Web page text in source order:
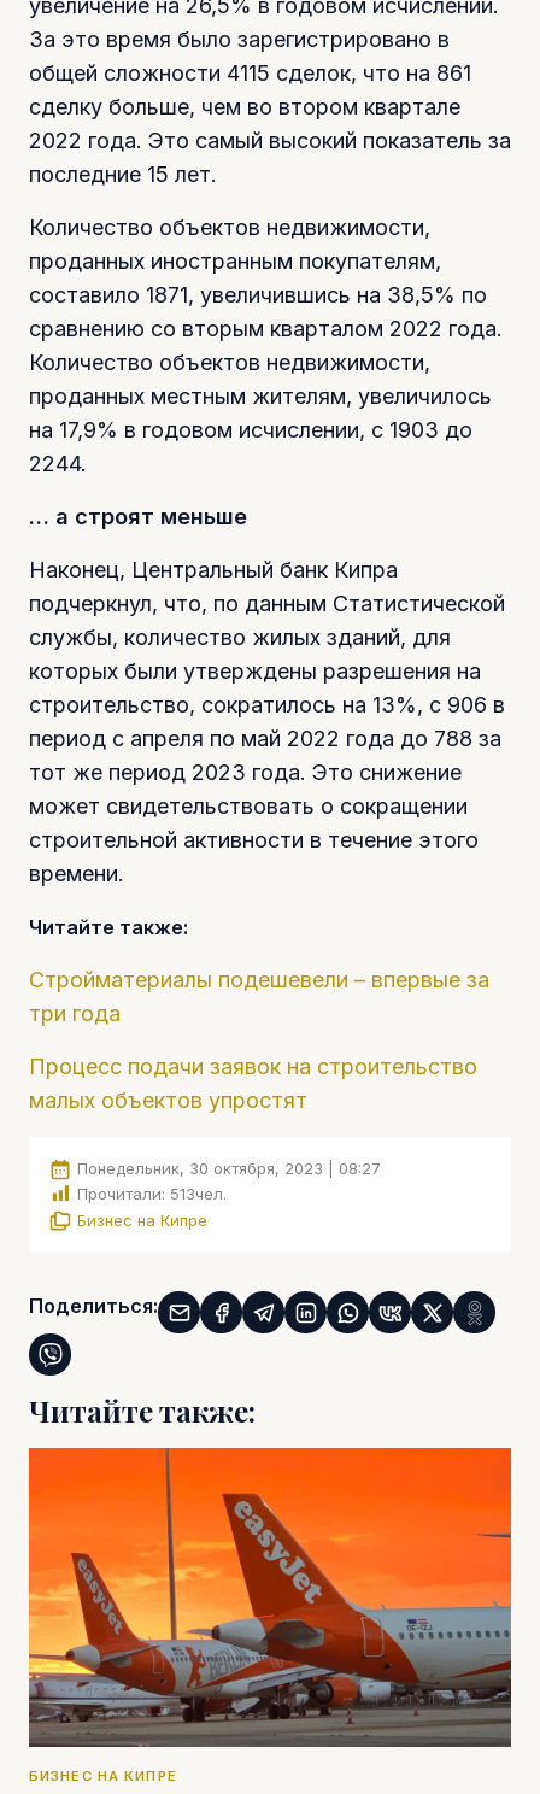
увеличение на 26,5% в годовом исчислении.
За это время было зарегистрировано в
общей сложности 4115 сделок, что на 861
сделку больше, чем во втором квартале
2022 года. Это самый высокий показатель за
последние 15 лет.
Количество объектов недвижимости,
проданных иностранным покупателям,
составило 1871, увеличившись на 38,5% по
сравнению со вторым кварталом 2022 года.
Количество объектов недвижимости,
проданных местным жителям, увеличилось
на 17,9% в годовом исчислении, с 1903 до
2244.
… а строят меньше
Наконец, Центральный банк Кипра
подчеркнул, что, по данным Статистической
службы, количество жилых зданий, для
которых были утверждены разрешения на
строительство, сократилось на 13%, с 906 в
период с апреля по май 2022 года до 788 за
тот же период 2023 года. Это снижение
может свидетельствовать о сокращении
строительной активности в течение этого
времени.
Читайте также:
Стройматериалы подешевели – впервые за
три года
Процесс подачи заявок на строительство
малых объектов упростят
Понедельник, 30 октября, 2023 | 08:27
Прочитали: 513чел.
Бизнес на Кипре
Поделиться:
Читайте также:
БИЗНЕС НА КИПРЕ